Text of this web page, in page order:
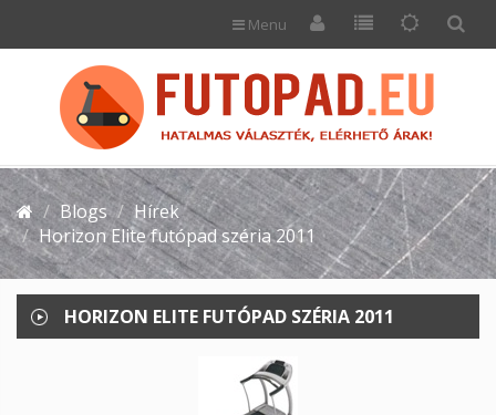
Menu
Blogs
Hírek
Horizon Elite futópad széria 2011
HORIZON ELITE FUTÓPAD SZÉRIA 2011